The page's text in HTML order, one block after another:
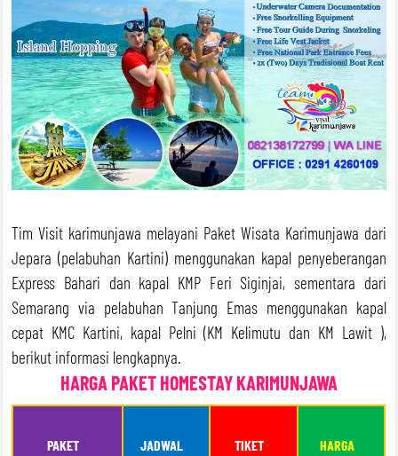
Tim Visit karimunjawa melayani Paket Wisata Karimunjawa dari
Jepara (pelabuhan Kartini) menggunakan kapal penyeberangan
Express Bahari dan kapal KMP Feri Siginjai, sementara dari
Semarang via pelabuhan Tanjung Emas menggunakan kapal
cepat KMC Kartini, kapal Pelni (KM Kelimutu dan KM Lawit ),
berikut informasi lengkapnya.
HARGA PAKET HOMESTAY KARIMUNJAWA
PAKET
JADWAL
TIKET
HARGA